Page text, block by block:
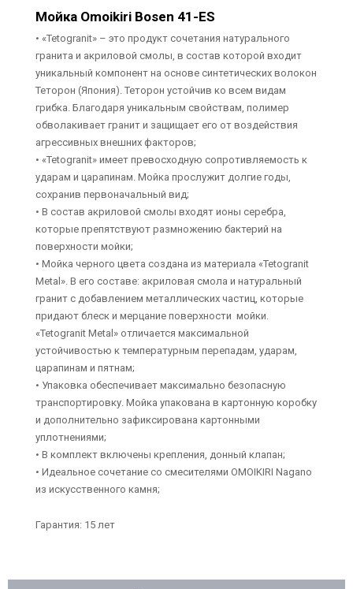
Мойка Omoikiri Bosen 41-ES
• «Tetogranit» – это продукт сочетания натурального
гранита и акриловой смолы, в состав которой входит
уникальный компонент на основе синтетических волокон
Теторон (Япония). Теторон устойчив ко всем видам
грибка. Благодаря уникальным свойствам, полимер
обволакивает гранит и защищает его от воздействия
агрессивных внешних факторов;
• «Tetogranit» имеет превосходную сопротивляемость к
ударам и царапинам. Мойка прослужит долгие годы,
сохранив первоначальный вид;
• В состав акриловой смолы входят ионы серебра,
которые препятствуют размножению бактерий на
поверхности мойки;
• Мойка черного цвета создана из материала «Tetogranit
Metal». В его составе: акриловая смола и натуральный
гранит с добавлением металлических частиц, которые
придают блеск и мерцание поверхности мойки.
«Tetogranit Metal» отличается максимальной
устойчивостью к температурным перепадам, ударам,
царапинам и пятнам;
• Упаковка обеспечивает максимально безопасную
транспортировку. Мойка упакована в картонную коробку
и дополнительно зафиксирована картонными
уплотнениями;
• В комплект включены крепления, донный клапан;
• Идеальное сочетание со смесителями OMOIKIRI Nagano
из искусственного камня;
Гарантия: 15 лет